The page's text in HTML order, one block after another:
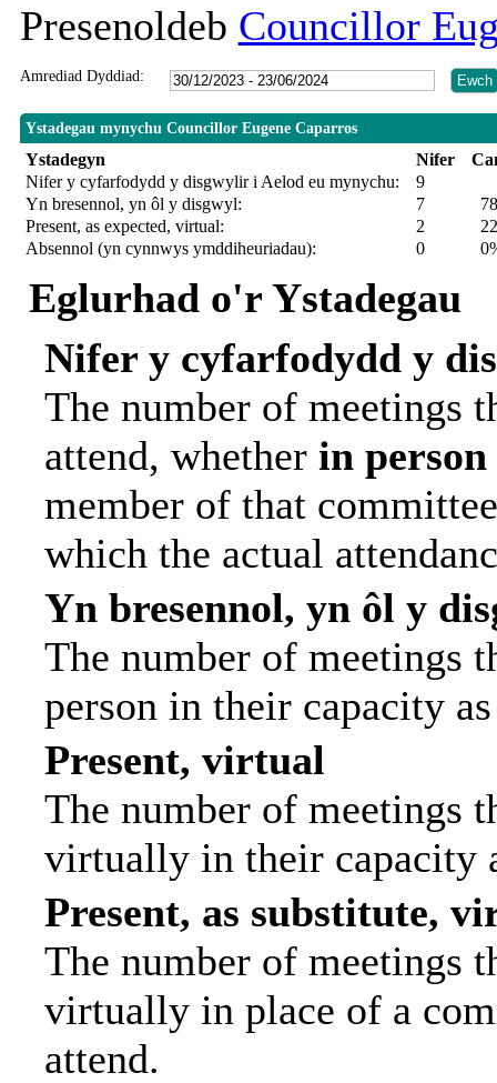
Presenoldeb Councillor
Amrediad Dyddiad:
Ystadegau mynychu Councillor Eugene Caparros
Ystadegyn Nifer
Nifer y cyfarfodydd y disgwylir i Aelod eu mynychu:
9
Yn bresennol, yn ôl y disgwyl:
7
Present, as expected, virtual:
2
Absennol (yn cynnwys ymddiheuriadau):
0
Eglurhad o'r Ystadegau
Nifer y cyfarfodydd y
The number of meetings
attend, whether in person
member of that
which the actual
Yn bresennol, yn ôl y
The number of meetings
person in their capacity
Present, virtual
The number of meetings
virtually in their capacity
Present, as substitute,
The number of meetings
virtually in place of a
attend.